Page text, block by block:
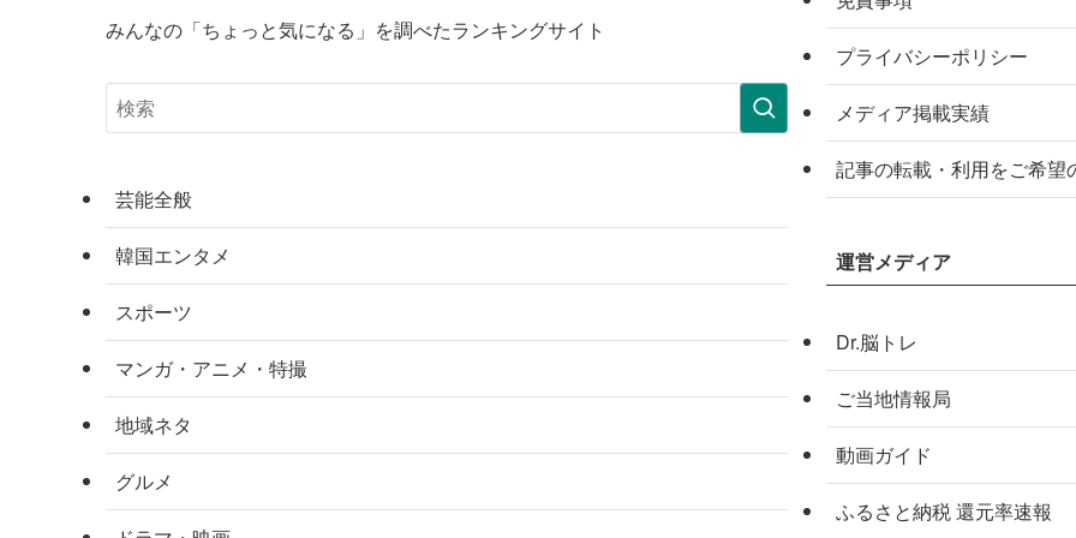
みんなの「ちょっと気になる」を調べたランキングサイト
芸能全般
韓国エンタメ
スポーツ
マンガ・アニメ・特撮
地域ネタ
グルメ
プライバシーポリシー
メディア掲載実績
記事の転載・利用をご希望
運営メディア
Dr.脳トレ
ご当地情報局
動画ガイド
ふるさと納税 還元率速報